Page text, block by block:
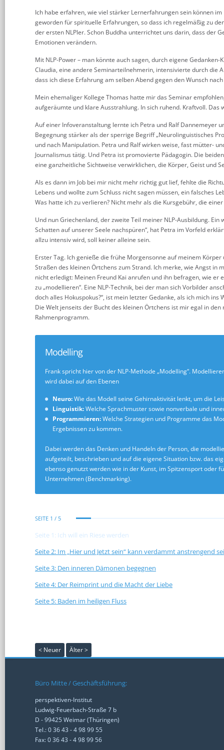
Ich habe erfahren, wie viel stärker Lernerfahrungen sein können
geworden für spirituelle Erfahrungen, so dass ich regelmäßig zu
der ersten NLPler. Schon Buddha unterrichtet uns darin, dass der
Emotionen verändern.
Mit NLP-Power – man könnte auch sagen, durch eigene
Claudia, eine andere Seminarteilnehmerin, intensivierte durch die
dass ich diese Erfahrung am selben Abend gegen den Wunsch
Mein ehemaliger Kollege Thomas hatte mir das Seminar
aufgeräumte und klare Ausstrahlung. In sich ruhend. Kraftvoll. Das
Auf einer Infoveranstaltung lernte ich Petra und Ralf Dannemeyer
Begegnung stärker als der sperrige Begriff „Neurolinguistisches
und nach Manipulation. Petra und Ralf wirken weise, fast mütter-
Journalismus tätig. Und Petra ist promovierte Pädagogin. Die
eine ganzheitliche Sichtweise verwirklichen, die Körper, Geist und
Als es dann im Job bei mir nicht mehr richtig gut lief, fehlte die
Lebens und wollte zum Schluss nicht sagen müssen, ein falsches
Was hatte ich zu verlieren? Nicht mehr als die Kursgebühr, die
Und nun Griechenland, der zweite Teil meiner NLP-Ausbildung.
Schatten auf unserer Seele nachspüren“, hat Petra im Vorfeld
allzu intensiv wird, soll keiner alleine sein.
Erster Tag. Ich genieße die frühe Morgensonne auf meinem
Straßen des kleinen Örtchens zum Strand. Ich merke, wie Angst
nicht erledigt: Meinen Freund Kai anrufen und ihn befragen, wie
zu „modellieren“. Eine NLP-Technik, bei der man sich Vorbilder
doch alles Hokuspokus?“, ist mein letzter Gedanke, als ich mich
Die Welt jenseits der Bucht des kleinen Örtchens ist mir egal in
Rahmenprogramm.
Modelling
Frank spricht hier von der NLP-Methode „Modelling“.
wird dabei auf den Ebenen
Neuro:Wie das Modell seine Gehirnaktivität lenkt, um die
Linguistik:Welche Sprachmuster sowie nonverbale und
Programmieren:Welche Strategien und Programme das
Ergebnissen zu kommen.
Dabei werden das Denken und Handeln der Person, die
aufgeteilt, beschrieben und auf die eigene Situation bzw. das
ebenso genutzt werden wie in der Kunst, im Spitzensport oder
Unternehmen (Benchmarking).
SEITE 1 / 5
Seite 1: Ich will ein Riese werden
Seite 2: Im „Hier und Jetzt sein“ kann verdammt anstrengend
Seite 3: Den inneren Dämonen begegnen
Seite 4: Der Reimprint und die Macht der Liebe
Seite 5: Baden im heiligen Fluss
< Neuer Älter >
Büro Mitte / Geschäftsführung:
perspektiven-Institut
Ludwig-Feuerbach-Straße 7 b
D - 99425 Weimar (Thüringen)
Tel.: 0 36 43 - 4 98 99 55
Fax: 0 36 43 - 4 98 99 56